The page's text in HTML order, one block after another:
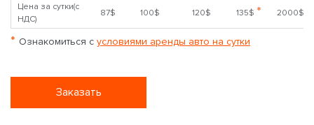
Цена за сутки(с
НДС)
87$ 100$ 120$ 135$ * 2000$
* Ознакомиться с условиями аренды авто на сутки
Заказать